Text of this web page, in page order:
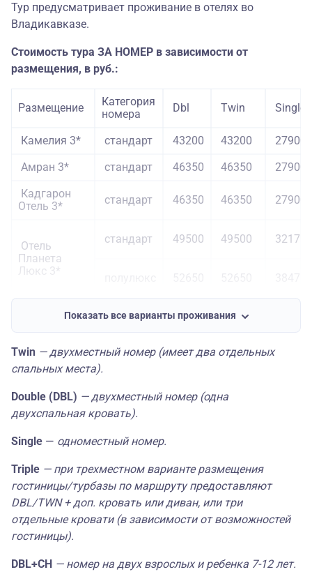
Тур предусматривает проживание в отелях во
Владикавказе.
Стоимость тура ЗА НОМЕР в зависимости от
размещения, в руб.:
Размещение
Категория
номера
Dbl Twin Single
Камелия 3* стандарт 43200 43200
27900
Амран 3*
стандарт 46350 46350
27900
Кадгарон
Отель 3*
стандарт 46350 46350 27900
Отель
Планета
Люкс 3*
стандарт 49500 49500 32175
4*
стандарт 63450 63450
комфорт 66600 66600 54000
Парк отель
Владикавказ
5*
стандарт 94000 118800
Показать все варианты проживания
Twin — двухместный номер (имеет два отдельных
спальных места).
Double (DBL) — двухместный номер (одна
двухспальная кровать).
Single — одноместный номер.
Triple — при трехместном варианте размещения
гостиницы/турбазы по маршруту предоставляют
DBL/TWN + доп. кровать или диван, или три
отдельные кровати (в зависимости от возможностей
гостиницы).
DBL+СH — номер на двух взрослых и ребенка 7-12 лет.